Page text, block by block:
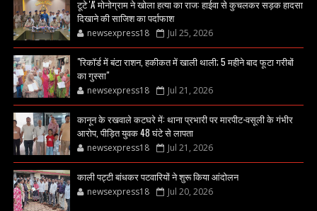
टूटे 'A' मोनोग्राम ने खोला हत्या का राज: हाईवा से कुचलकर सड़क हादसा
दिखाने की साजिश का पर्दाफाश
newsexpress18 Jul 25, 2026
"रिकॉर्ड में बंटा राशन, हकीकत में खाली थाली; 5 महीने बाद फूटा गरीबों
का गुस्सा"
newsexpress18 Jul 21, 2026
कानून के रखवाले कटघरे में: थाना प्रभारी पर मारपीट-वसूली के गंभीर
आरोप, पीड़ित युवक 48 घंटे से लापता
newsexpress18 Jul 21, 2026
काली पट्टी बांधकर पटवारियों ने शुरू किया आंदोलन
newsexpress18 Jul 20, 2026